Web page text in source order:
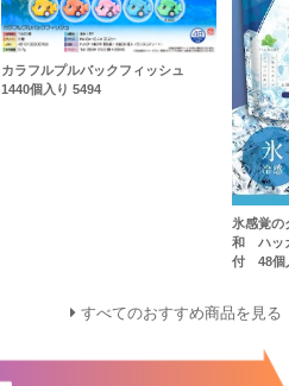
カラフルプルバックフィッシュ
1440個入り 5494
氷感覚の
和 ハッ
付 48個
すべてのおすすめ商品を見る